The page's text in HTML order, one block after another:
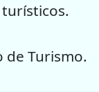
de Turismo.